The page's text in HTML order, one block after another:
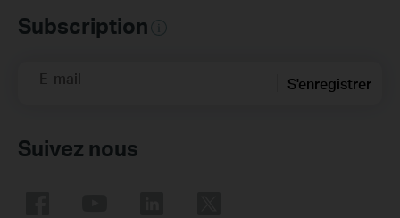
Subscription
E-mail S'enregistrer
Suivez nous